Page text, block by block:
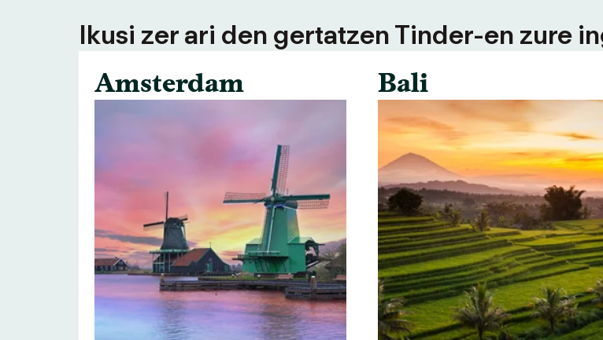
Ikusi zer ari den gertatzen Tinder-en zure
Amsterdam
Bali